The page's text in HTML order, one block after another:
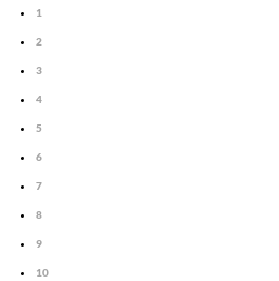
1
2
3
4
5
6
7
8
9
10